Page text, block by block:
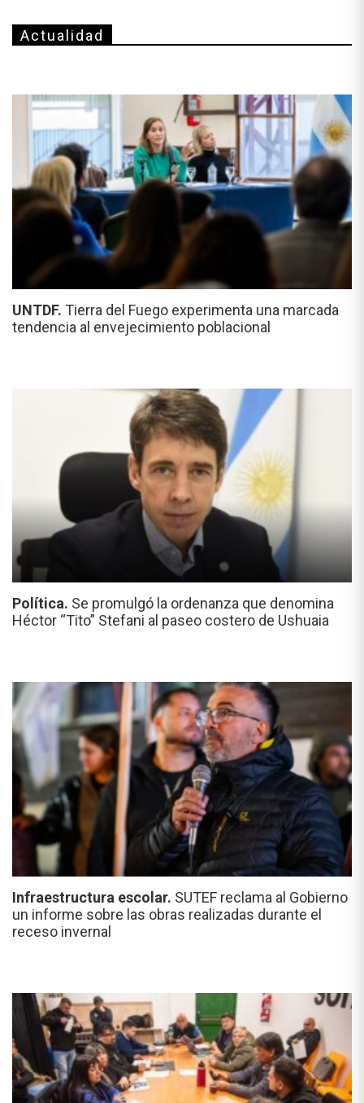
Actualidad
UNTDF. Tierra del Fuego experimenta una marcada
tendencia al envejecimiento poblacional
Política. Se promulgó la ordenanza que denomina
Héctor “Tito” Stefani al paseo costero de Ushuaia
Infraestructura escolar. SUTEF reclama al Gobierno
un informe sobre las obras realizadas durante el
receso invernal